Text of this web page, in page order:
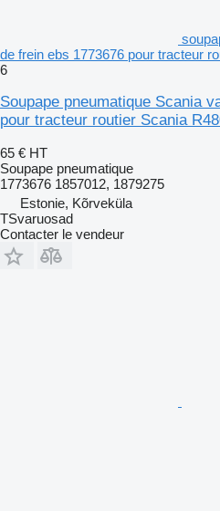
de frein ebs 1773676 pour tracteur
6
Soupape pneumatique Scania
pour tracteur routier Scania
65 € HT
Soupape pneumatique
1773676 1857012, 1879275
Estonie, Kõrveküla
TSvaruosad
Contacter le vendeur